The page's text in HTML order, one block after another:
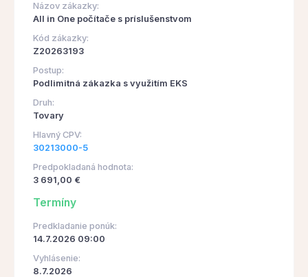
Názov zákazky:
All in One počítače s príslušenstvom
Kód zákazky:
Z20263193
Postup:
Podlimitná zákazka s využitím EKS
Druh:
Tovary
Hlavný CPV:
30213000-5
Predpokladaná hodnota:
3 691,00 €
Termíny
Predkladanie ponúk:
14.7.2026 09:00
Vyhlásenie:
8.7.2026